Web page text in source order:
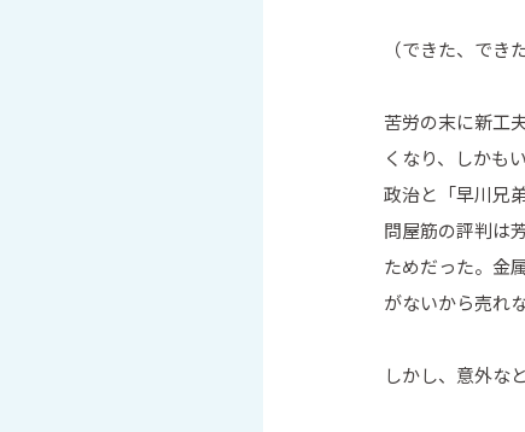
（できた、でき
苦労の末に新工
くなり、しかも
政治と「早川兄
問屋筋の評判は
ためだった。金
がないから売れ
しかし、意外な